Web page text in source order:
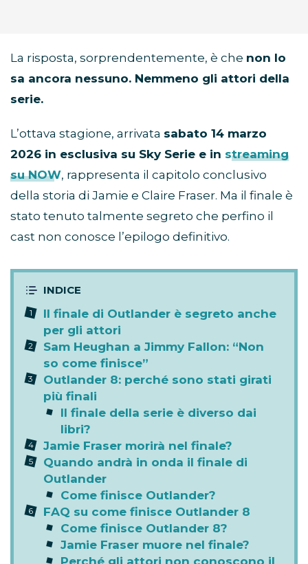
La risposta, sorprendentemente, è che non lo
sa ancora nessuno. Nemmeno gli attori della
serie.
L’ottava stagione, arrivata sabato 14 marzo
2026 in esclusiva su Sky Serie e in streaming
su NOW, rappresenta il capitolo conclusivo
della storia di Jamie e Claire Fraser. Ma il finale è
stato tenuto talmente segreto che perfino il
cast non conosce l’epilogo definitivo.
Il finale di Outlander è segreto anche
per gli attori
Sam Heughan a Jimmy Fallon: “Non
so come finisce”
Outlander 8: perché sono stati girati
più finali
Il finale della serie è diverso dai
libri?
Jamie Fraser morirà nel finale?
Quando andrà in onda il finale di
Outlander
Come finisce Outlander?
FAQ su come finisce Outlander 8
Come finisce Outlander 8?
Jamie Fraser muore nel finale?